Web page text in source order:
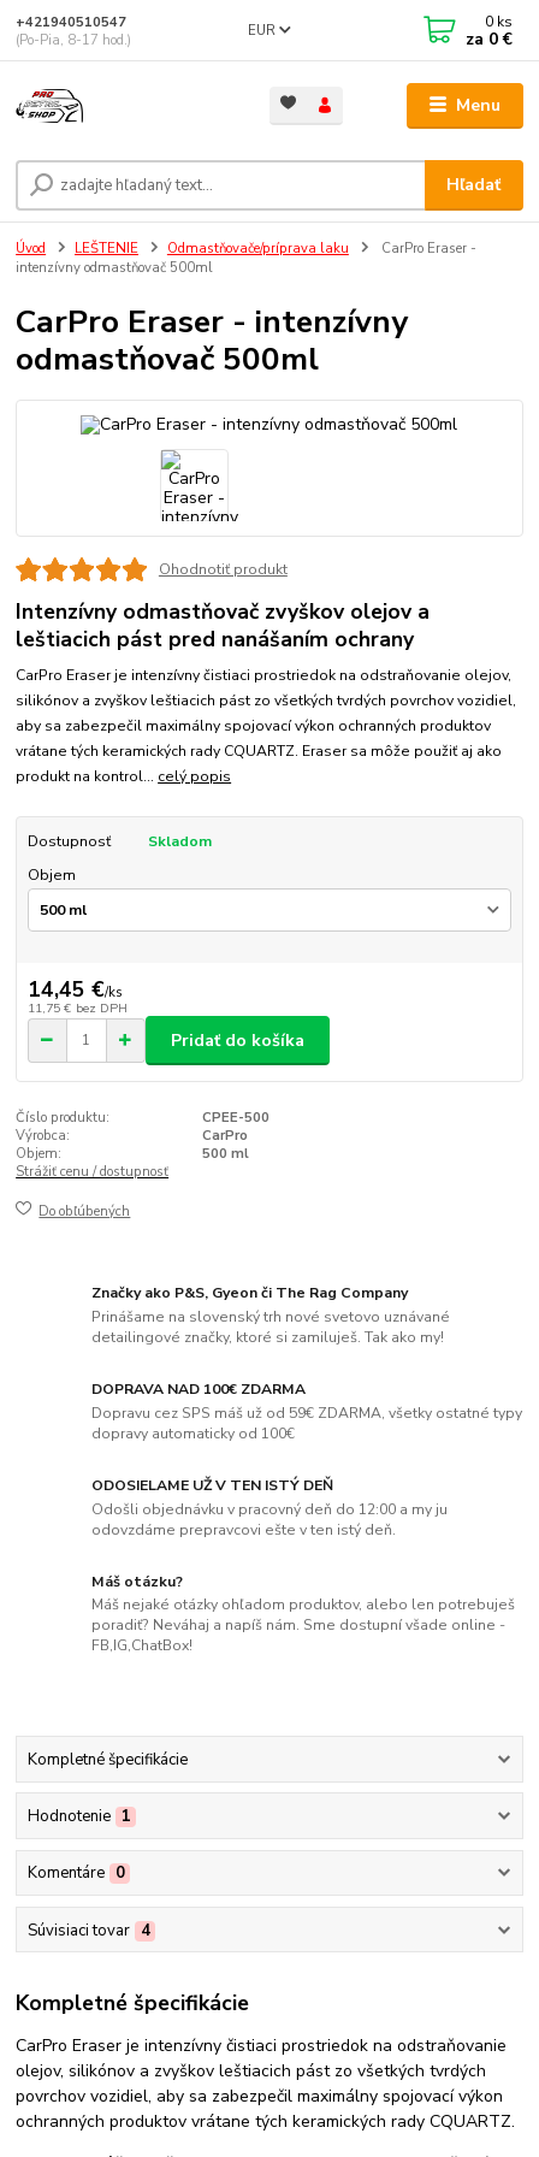
Menu
EUR
Hľadať
+421940510547
(Po-Pia, 8-17 hod.)
0 ks
za 0 €
Úvod LEŠTENIE Odmastňovače/príprava laku
CarPro Eraser -
intenzívny odmastňovač 500ml
CarPro Eraser - intenzívny
odmastňovač 500ml
Ohodnotiť produkt
Intenzívny odmastňovač zvyškov olejov a
leštiacich pást pred nanášaním ochrany
CarPro Eraser je intenzívny čistiaci prostriedok na odstraňovanie olejov,
silikónov a zvyškov leštiacich pást zo všetkých tvrdých povrchov vozidiel,
aby sa zabezpečil maximálny spojovací výkon ochranných produktov
vrátane tých keramických rady CQUARTZ. Eraser sa môže použiť aj ako
produkt na kontrol... celý popis
Dostupnosť
Skladom
Objem
14,45 €/ks
11,75 € bez DPH
Pridať do košíka
Číslo produktu:
CPEE-500
Výrobca:
CarPro
Objem:
500 ml
Strážiť cenu / dostupnosť
Do obľúbených
Značky ako P&S, Gyeon či The Rag Company
Prinášame na slovenský trh nové svetovo uznávané
detailingové značky, ktoré si zamiluješ. Tak ako my!
DOPRAVA NAD 100€ ZDARMA
Dopravu cez SPS máš už od 59€ ZDARMA, všetky ostatné typy
dopravy automaticky od 100€
ODOSIELAME UŽ V TEN ISTÝ DEŇ
Odošli objednávku v pracovný deň do 12:00 a my ju
odovzdáme prepravcovi ešte v ten istý deň.
Máš otázku?
Máš nejaké otázky ohľadom produktov, alebo len potrebuješ
poradiť? Neváhaj a napíš nám. Sme dostupní všade online -
FB,IG,ChatBox!
Kompletné špecifikácie
Hodnotenie 1
Komentáre 0
Súvisiaci tovar 4
Kompletné špecifikácie
CarPro Eraser je intenzívny čistiaci prostriedok na odstraňovanie
olejov, silikónov a zvyškov leštiacich pást zo všetkých tvrdých
povrchov vozidiel, aby sa zabezpečil maximálny spojovací výkon
ochranných produktov vrátane tých keramických rady CQUARTZ.